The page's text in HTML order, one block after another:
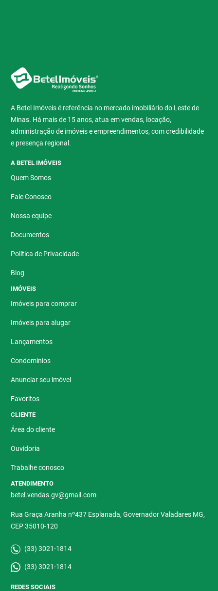
A Betel Imóveis é referência no mercado imobiliário do Leste de
Minas. Há mais de 15 anos, atua em vendas, locação,
administração de imóveis e empreendimentos, com credibilidade
e presença regional.
A BETEL IMÓVEIS
Quem Somos
Fale Conosco
Nossa equipe
Documentos
Política de Privacidade
Blog
IMÓVEIS
Imóveis para comprar
Imóveis para alugar
Lançamentos
Condomínios
Anunciar seu imóvel
Favoritos
CLIENTE
Área do cliente
Ouvidoria
Trabalhe conosco
ATENDIMENTO
betel.vendas.gv@gmail.com
Rua Graça Aranha nº437 Esplanada, Governador Valadares MG,
CEP 35010-120
(33) 3021-1814
(33) 3021-1814
REDES SOCIAIS